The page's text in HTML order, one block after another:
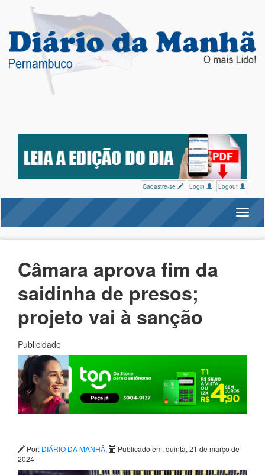
Cadastre-se Login Logout
Câmara aprova fim da
saidinha de presos;
projeto vai à sanção
Publicidade
Por: DIÁRIO DA MANHÃ,
Publicado em: quinta, 21 de março de
2024